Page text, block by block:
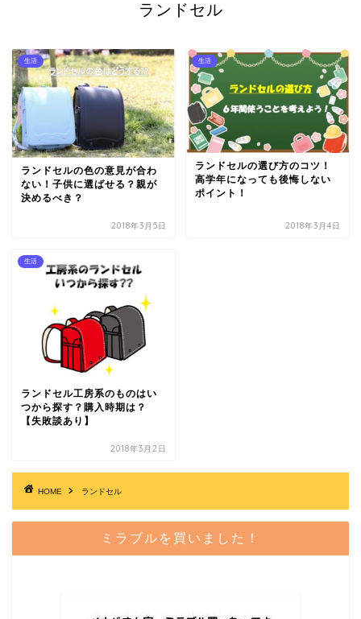
ランドセル
生活
ランドセルの色の意見が合わ
ない！子供に選ばせる？親が
決めるべき？
2018年3月5日
生活
ランドセルの選び方のコツ！
高学年になっても後悔しない
ポイント！
2018年3月4日
生活
ランドセル工房系のものはい
つから探す？購入時期は？
【失敗談あり】
2018年3月2日
HOME ランドセル
ミラブルを買いました！